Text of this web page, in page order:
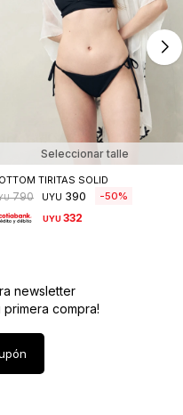
Seleccionar talle
TIRITAS SOLID
790 UYU 390 50
UYU 332
newsletter
primera compra!